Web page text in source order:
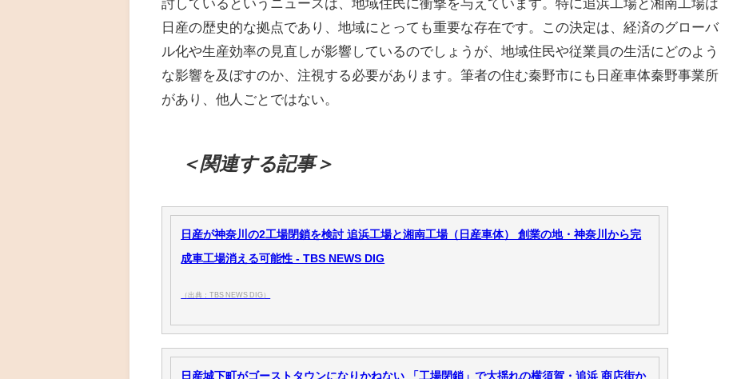
討しているというニュースは、地域住民に衝撃を与えています。特に追浜工場と湘南工場は
日産の歴史的な拠点であり、地域にとっても重要な存在です。この決定は、経済のグローバ
ル化や生産効率の見直しが影響しているのでしょうが、地域住民や従業員の生活にどのよう
な影響を及ぼすのか、注視する必要があります。筆者の住む秦野市にも日産車体秦野事業所
があり、他人ごとではない。
＜関連する記事＞
日産が神奈川の2工場閉鎖を検討 追浜工場と湘南工場（日産車体） 創業の地・神奈川から完
成車工場消える可能性 - TBS NEWS DIG
（出典：TBS NEWS DIG）
日産城下町がゴーストタウンになりかねない 「工場閉鎖」で大揺れの横須賀・追浜 商店街か